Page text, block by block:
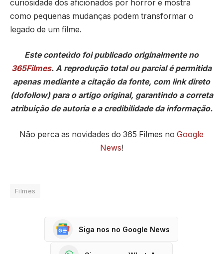
curiosidade dos aficionados por horror e mostra
como pequenas mudanças podem transformar o
legado de um filme.
Este conteúdo foi publicado originalmente no
365Filmes. A reprodução total ou parcial é permitida
apenas mediante a citação da fonte, com link direto
(dofollow) para o artigo original, garantindo a correta
atribuição de autoria e a credibilidade da informação.
Não perca as novidades do 365 Filmes no Google
News!
Filmes
Siga nos no Google News